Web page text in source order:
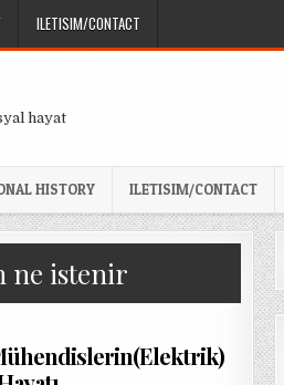
ILETISIM/CONTACT
hayat
HISTORY ILETISIM/CONTACT
ne istenir